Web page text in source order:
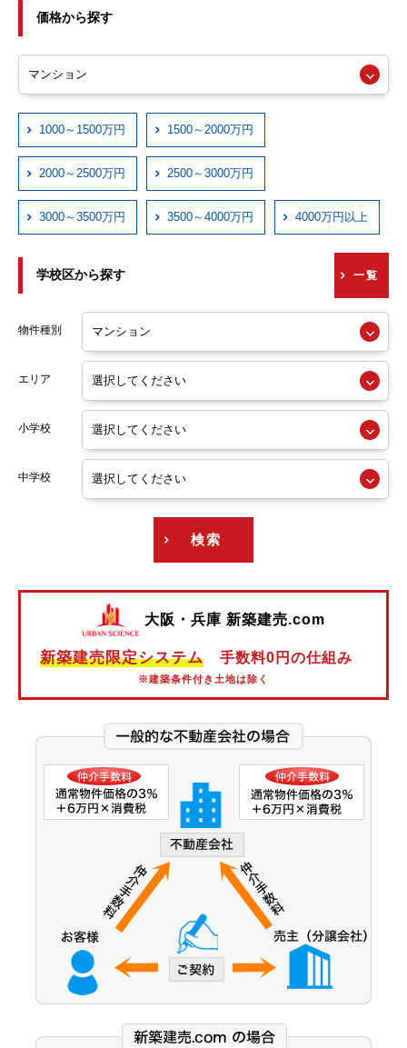
尼崎市
西宮市
伊丹市
宝塚市
川西市
近鉄奈良線
近鉄信貴線
近鉄けいはんな線
近鉄西信貴ケーブル
京阪交野線
阪急神戸線
阪急宝塚線
阪急京都線
阪急今津線
阪急甲陽線
阪急千里線
阪神本線
阪神なんば線
北大阪急行電鉄
能勢電鉄
大阪市営谷町線
大阪市営中央線
大阪モノレール線
大阪モノレール彩都線
大阪市営今里筋線
価格から探す
1000～1500万円 1500～2000万円
2000～2500万円 2500～3000万円
3000～3500万円 3500～4000万円 4000万円以上
学校区から探す 一覧
物件種別
エリア
小学校
中学校
検索
大阪・兵庫 新築建売.com
新築建売限定システム 手数料0円の仕組み
※建築条件付き土地は除く